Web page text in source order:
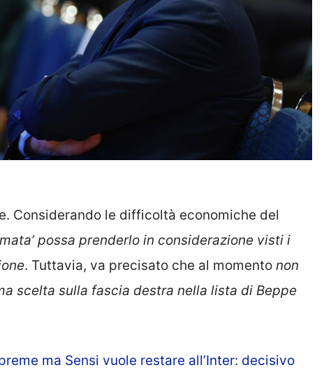
Considerando le difficoltà economiche del
possa prenderlo in considerazione visti i
. Tuttavia, va precisato che al momento non
scelta sulla fascia destra nella lista di Beppe
ma Sensi vuole restare all’Inter: decisivo